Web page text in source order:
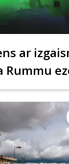
ar
Rummu